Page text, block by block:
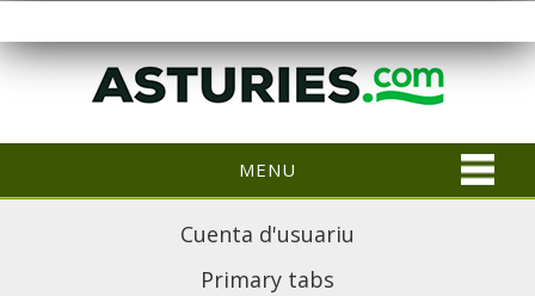
MENU
Cuenta d'usuariu
Primary tabs